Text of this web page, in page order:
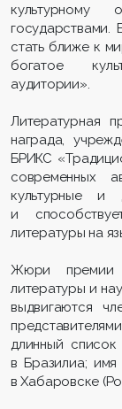
культурному
государствами.
стать ближе к
богатое
аудитории».
Литературная
награда,
БРИКС
современных
культурные и
и
литературы на
Жюри премии
литературы и
выдвигаются
длинный
в Бразилиа; имя
в Хабаровске